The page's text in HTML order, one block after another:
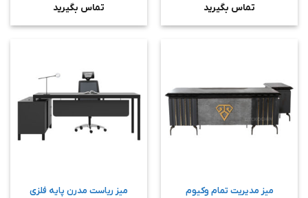
نمره ۴
تماس بگیرید نمره ۴
تماس بگیرید
میز مدیریت تمام وکیوم
میز ریاست مدرن پایه فلزی